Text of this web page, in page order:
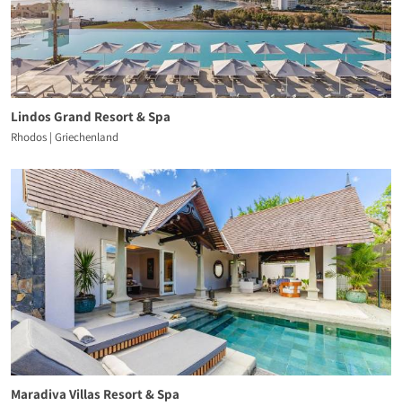
Lindos Grand Resort & Spa
Rhodos | Griechenland
Maradiva Villas Resort & Spa